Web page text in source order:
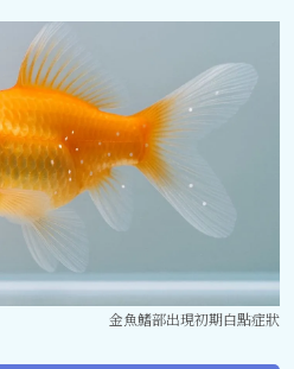
金魚鰭部出現初期白點症狀